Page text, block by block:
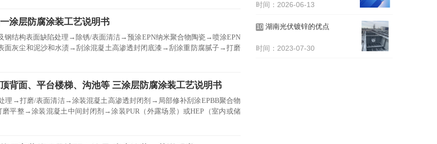
涂层防腐涂装工艺说明书
钢结构表面缺陷处理→除锈/表面清洁→预涂EPN纳米聚合物陶瓷→喷涂EPN
面灰尘和泥沙和水渍→刮涂混凝土高渗透封闭底漆→刮涂重防腐腻子→打磨
背面、平台楼梯、沟池等 三涂层防腐涂装工艺说明书
理→打磨/表面清洁→涂装混凝土高渗透封闭剂→局部修补刮涂EPBB聚合物
平整→涂装混凝土中间封闭剂→涂装PUR（外露场景）或HEP（室内或储
时间：2026-06-13
10 湖南光伏镀锌的优点
时间：2023-07-30